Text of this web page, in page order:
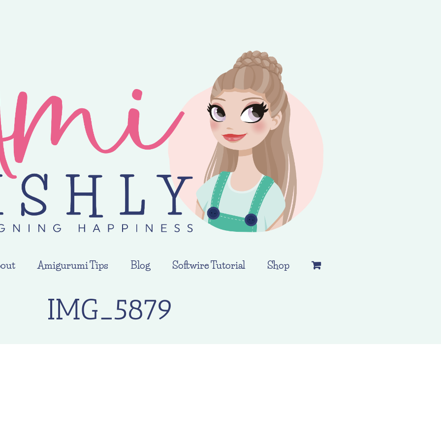
Amigurumi Tips Blog Softwire Tutorial Shop
IMG_5879
ontvang je 25% korting op alle losse Amilishly patronen bij een minimale besteding van €10,-. Geldig tot en met